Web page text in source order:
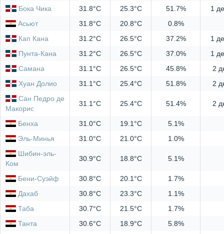
Бока Чика 31.8°C 25.3°C 51.7%
1
Асьют
31.8°C 20.8°C
0.8%
Кап Кана
31.2°C 26.5°C 37.2%
1
Пунта-Кана
31.2°C 26.5°C 37.0%
1
Самана
31.1°C 26.5°C 45.8%
2
Хуан Долио
31.1°C 25.4°C 51.8%
2
Сан Педро де
Макорис
31.1°C 25.4°C 51.4% 2
Бенха 31.0°C 19.1°C
5.1%
Эль-Минья
31.0°C 21.0°C
1.0%
Шибин-эль-
Ком
30.9°C 18.8°C 5.1%
Бени-Суэйф 30.8°C 20.1°C
1.7%
Дахаб
30.8°C 23.3°C
1.1%
Таба
30.7°C 21.5°C
1.7%
Танта
30.6°C 18.9°C
5.8%